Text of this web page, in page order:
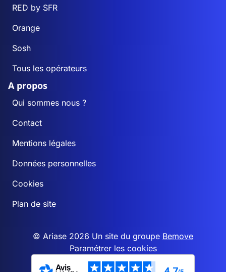
RED by SFR
Orange
Sosh
Tous les opérateurs
A propos
Qui sommes nous ?
Contact
Mentions légales
Données personnelles
Cookies
Plan de site
© Ariase 2026 Un site du groupe Bemove
Paramétrer les cookies